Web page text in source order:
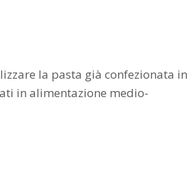
la pasta già confezionata in
in alimentazione medio-